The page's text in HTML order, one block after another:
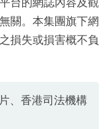
台的網誌內容及觀
關。本集團旗下網
損失或損害概不負
、香港司法機構